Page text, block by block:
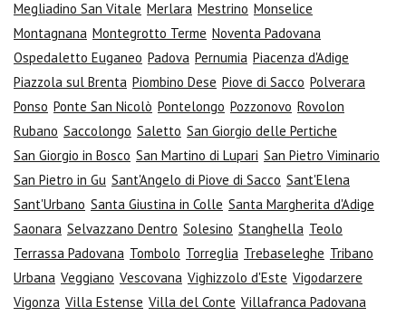
Megliadino San Vitale Merlara Mestrino Monselice
Montagnana Montegrotto Terme Noventa Padovana
Ospedaletto Euganeo Padova Pernumia Piacenza d'Adige
Piazzola sul Brenta Piombino Dese Piove di Sacco Polverara
Ponso Ponte San Nicolò Pontelongo Pozzonovo Rovolon
Rubano Saccolongo Saletto San Giorgio delle Pertiche
San Giorgio in Bosco San Martino di Lupari San Pietro Viminario
San Pietro in Gu Sant'Angelo di Piove di Sacco Sant'Elena
Sant'Urbano Santa Giustina in Colle Santa Margherita d'Adige
Saonara Selvazzano Dentro Solesino Stanghella Teolo
Terrassa Padovana Tombolo Torreglia Trebaseleghe Tribano
Urbana Veggiano Vescovana Vighizzolo d'Este Vigodarzere
Vigonza Villa Estense Villa del Conte Villafranca Padovana